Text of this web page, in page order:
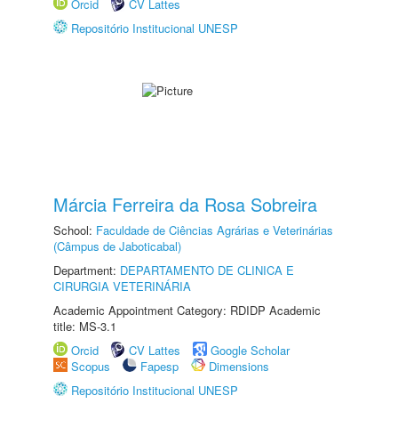
Orcid
CV Lattes
Repositório Institucional UNESP
Márcia Ferreira da Rosa Sobreira
School: Faculdade de Ciências Agrárias e Veterinárias
(Câmpus de Jaboticabal)
Department: DEPARTAMENTO DE CLINICA E
CIRURGIA VETERINÁRIA
Academic Appointment Category: RDIDP Academic
title: MS-3.1
Orcid
CV Lattes
Google Scholar
Scopus
Fapesp
Dimensions
Repositório Institucional UNESP